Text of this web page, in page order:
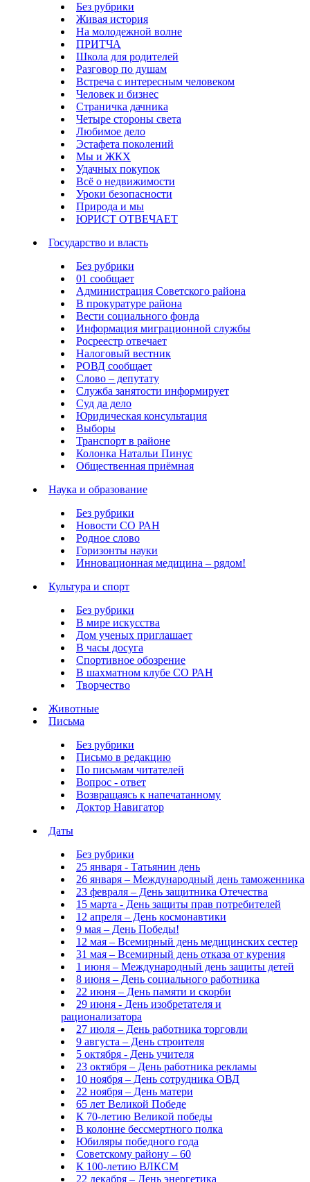
Без рубрики
Живая история
На молодежной волне
ПРИТЧА
Школа для родителей
Разговор по душам
Встреча с интересным человеком
Человек и бизнес
Страничка дачника
Четыре стороны света
Любимое дело
Эстафета поколений
Мы и ЖКХ
Удачных покупок
Всё о недвижимости
Уроки безопасности
Природа и мы
ЮРИСТ ОТВЕЧАЕТ
Государство и власть
Без рубрики
01 сообщает
Администрация Советского района
В прокуратуре района
Вести социального фонда
Информация миграционной службы
Росреестр отвечает
Налоговый вестник
РОВД сообщает
Слово – депутату
Служба занятости информирует
Суд да дело
Юридическая консультация
Выборы
Транспорт в районе
Колонка Натальи Пинус
Общественная приёмная
Наука и образование
Без рубрики
Новости СО РАН
Родное слово
Горизонты науки
Инновационная медицина – рядом!
Культура и спорт
Без рубрики
В мире искусства
Дом ученых приглашает
В часы досуга
Спортивное обозрение
В шахматном клубе СО РАН
Творчество
Животные
Письма
Без рубрики
Письмо в редакцию
По письмам читателей
Вопрос - ответ
Возвращаясь к напечатанному
Доктор Навигатор
Даты
Без рубрики
25 января - Татьянин день
26 января – Международный день таможенника
23 февраля – День защитника Отечества
15 марта - День защиты прав потребителей
12 апреля – День космонавтики
9 мая – День Победы!
12 мая – Всемирный день медицинских сестер
31 мая – Всемирный день отказа от курения
1 июня – Международный день защиты детей
8 июня – День социального работника
22 июня – День памяти и скорби
29 июня - День изобретателя и
рационализатора
27 июля – День работника торговли
9 августа – День строителя
5 октября - День учителя
23 октября – День работника рекламы
10 ноября – День сотрудника ОВД
22 ноября – День матери
65 лет Великой Победе
К 70-летию Великой победы
В колонне бессмертного полка
Юбиляры победного года
Советскому району – 60
К 100-летию ВЛКСМ
22 декабря – День энергетика